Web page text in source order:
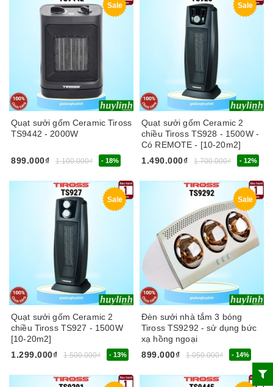
Sale
Quạt sưởi gốm Ceramic Tiross
TS9442 - 2000W
899.000₫ 1.100.000₫ - 18%
Sale
Quạt sưởi gốm Ceramic 2
chiều Tiross TS928 - 1500W -
Có REMOTE - [10-20m2]
1.490.000₫
1.700.000₫ - 12%
Sale
Quạt sưởi gốm Ceramic 2
chiều Tiross TS927 - 1500W
[10-20m2]
1.299.000₫
1.500.000₫ - 13%
Sale
Đèn sưởi nhà tắm 3 bóng
Tiross TS9292 - sử dụng bức
xạ hồng ngoại
899.000₫
1.050.000₫ - 14%